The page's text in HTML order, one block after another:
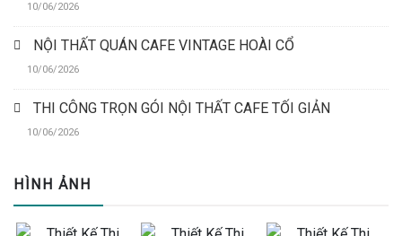
10/06/2026
NỘI THẤT QUÁN CAFE VINTAGE HOÀI CỔ
10/06/2026
THI CÔNG TRỌN GÓI NỘI THẤT CAFE TỐI GIẢN
10/06/2026
HÌNH ẢNH